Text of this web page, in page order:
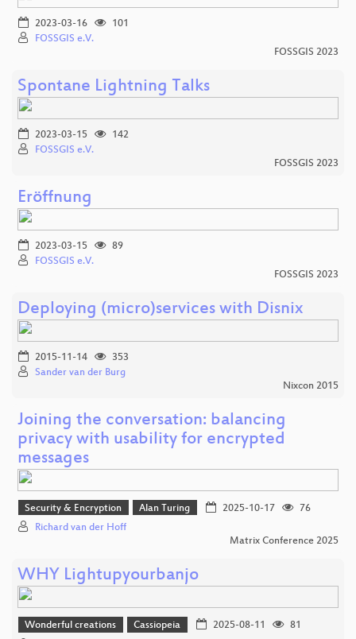
2023-03-16
101
FOSSGIS e.V.
FOSSGIS 2023
Spontane Lightning Talks
2023-03-15
142
FOSSGIS e.V.
FOSSGIS 2023
Eröffnung
2023-03-15
89
FOSSGIS e.V.
FOSSGIS 2023
Deploying (micro)services with Disnix
2015-11-14
353
Sander van der Burg
Nixcon 2015
Joining the conversation: balancing
privacy with usability for encrypted
messages
Security & Encryption Alan Turing 2025-10-17
76
Richard van der Hoff
Matrix Conference 2025
WHY Lightupyourbanjo
Wonderful creations Cassiopeia 2025-08-11 81